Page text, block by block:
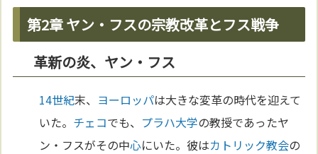
第2章 ヤン・フスの宗教改革とフス戦争
革新の炎、ヤン・フス
14世紀末、 ヨーロッパは大きな変革の時代を迎えて
いた。 チェコでも、 プラハ大学の教授であったヤ
ン・フスがその中心にいた。彼はカトリック教会の